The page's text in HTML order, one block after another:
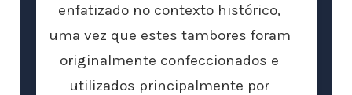
enfatizado no contexto histórico,
uma vez que estes tambores foram
originalmente confeccionados e
utilizados principalmente por